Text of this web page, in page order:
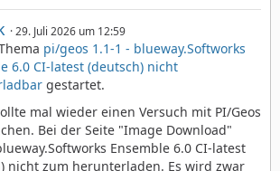
29. Juli 2026 um 12:59
pi/geos 1.1-1 - blueway.Softworks
6.0 CI-latest (deutsch) nicht
gestartet.
mal wieder einen Versuch mit PI/Geos
Bei der Seite "Image Download"
Ensemble 6.0 CI-latest
nicht zum herunterladen. Es wird zwar